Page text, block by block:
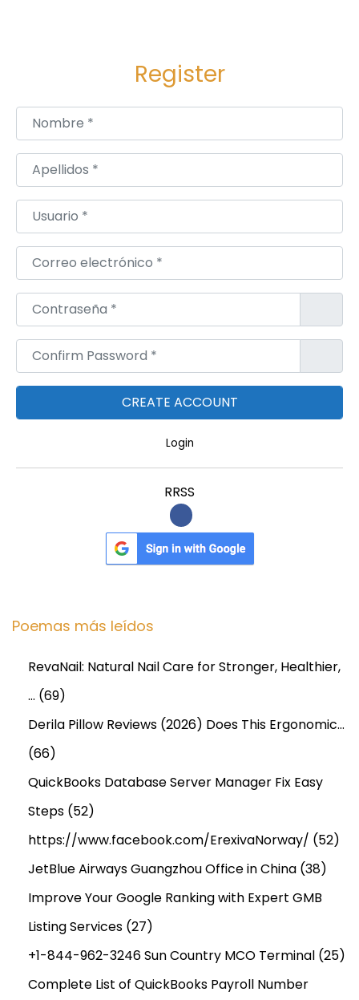
Register
Nombre*
Apellidos*
Usuario*
Correo electrónico*
Contraseña*
Confirm Password*
Login
RRSS
Poemas más leídos
RevaNail: Natural Nail Care for Stronger, Healthier,
… (69)
Derila Pillow Reviews (2026) Does This Ergonomic…
(66)
QuickBooks Database Server Manager Fix Easy
Steps (52)
https://www.facebook.com/ErexivaNorway/ (52)
JetBlue Airways Guangzhou Office in China (38)
Improve Your Google Ranking with Expert GMB
Listing Services (27)
+1-844-962-3246 Sun Country MCO Terminal (25)
Complete List of QuickBooks Payroll Number